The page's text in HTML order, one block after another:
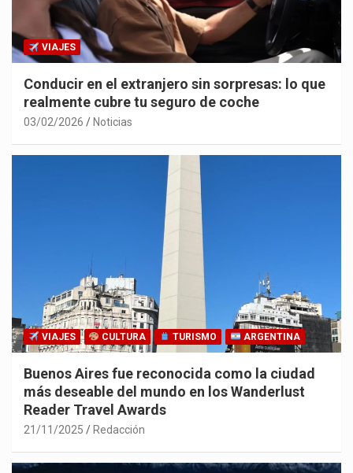
VIAJES
Conducir en el extranjero sin sorpresas: lo que
realmente cubre tu seguro de coche
03/02/2026 Noticias
VIAJES CULTURA TURISMO ARGENTINA
Buenos Aires fue reconocida como la ciudad
más deseable del mundo en los Wanderlust
Reader Travel Awards
21/11/2025 Redacción